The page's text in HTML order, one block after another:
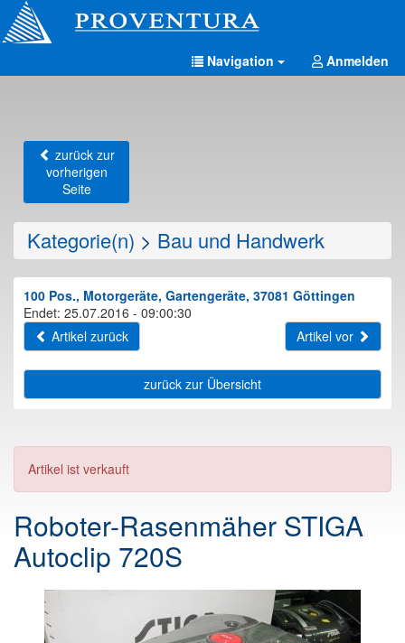
Navigation Anmelden
zurück zur
vorherigen
Seite
Kategorie(n) > Bau und Handwerk
100 Pos., Motorgeräte, Gartengeräte, 37081 Göttingen
Endet: 25.07.2016 - 09:00:30
Artikel zurück
Artikel vor
zurück zur Übersicht
Artikel ist verkauft
Roboter-Rasenmäher STIGA
Autoclip 720S